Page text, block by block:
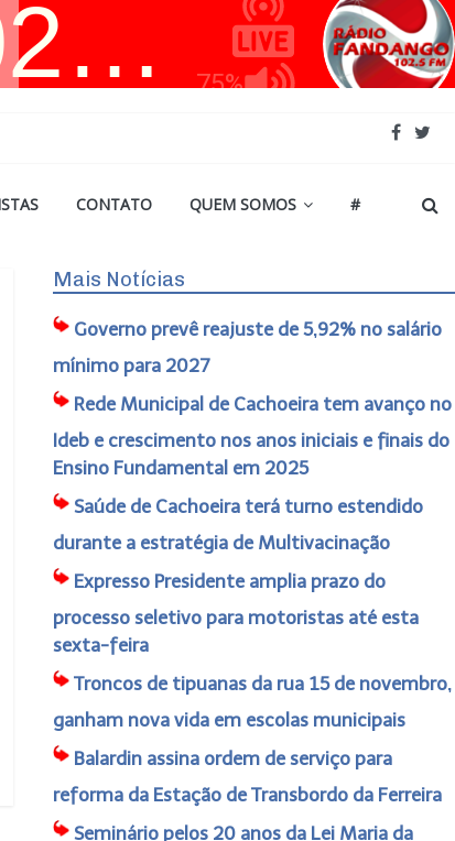
CONTATO QUEM SOMOS #
Mais Notícias
Governo prevê reajuste de 5,92% no salário
mínimo para 2027
Rede Municipal de Cachoeira tem avanço no
Ideb e crescimento nos anos iniciais e finais do
Ensino Fundamental em 2025
Saúde de Cachoeira terá turno estendido
durante a estratégia de Multivacinação
Expresso Presidente amplia prazo do
processo seletivo para motoristas até esta
sexta-feira
Troncos de tipuanas da rua 15 de novembro,
ganham nova vida em escolas municipais
Balardin assina ordem de serviço para
reforma da Estação de Transbordo da Ferreira
Seminário pelos 20 anos da Lei Maria da